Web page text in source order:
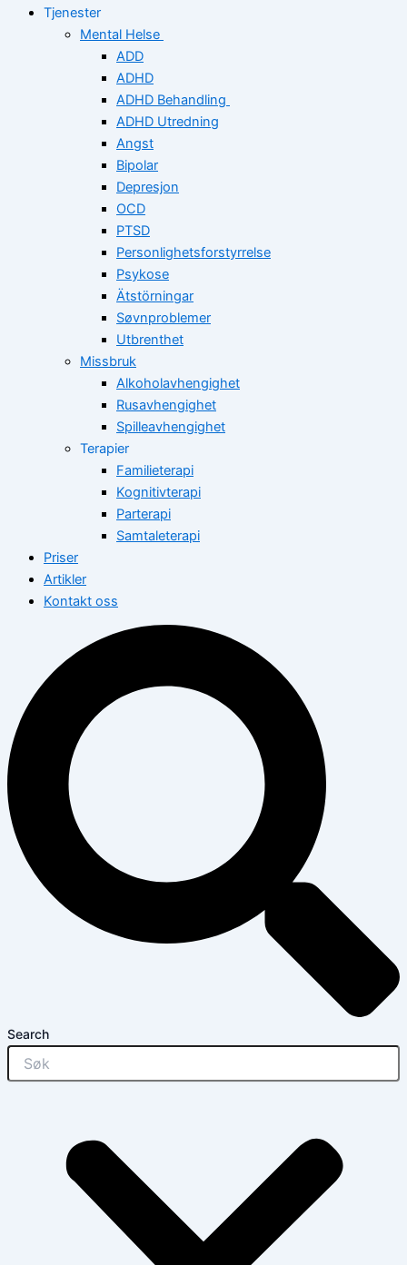
Tjenester
Mental Helse
ADD
ADHD
ADHD Behandling
ADHD Utredning
Angst
Bipolar
Depresjon
OCD
PTSD
Personlighetsforstyrrelse
Psykose
Ätstörningar
Søvnproblemer
Utbrenthet
Missbruk
Alkoholavhengighet
Rusavhengighet
Spilleavhengighet
Terapier
Familieterapi
Kognitivterapi
Parterapi
Samtaleterapi
Priser
Artikler
Kontakt oss
Search